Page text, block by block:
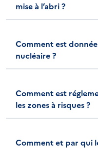
mise à l’abri ?
Comment est
nucléaire ?
Comment est
les zones à risques ?
Comment et par qui